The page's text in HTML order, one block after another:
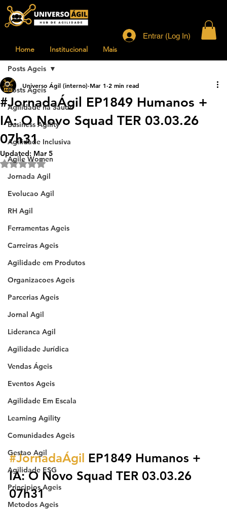
Home Institucional Mais
Entrar (Log In)
Posts Ageis
Agilidade na Saude
Business Agility
Agilidade Inclusiva
Agile Women
Jornada Agil
Evolucao Agil
RH Agil
Ferramentas Ageis
Carreiras Ageis
Agilidade em Produtos
Organizacoes Ageis
Parcerias Ageis
Jornal Agil
Lideranca Agil
Agilidade Jurídica
Vendas Ágeis
Eventos Ageis
Agilidade Em Escala
Learning Agility
Comunidades Ageis
Gestao Agil
Agilidade ESG
Principios Ageis
Metodos Ageis
Posts Ageis
#JornadaÁgil EP1849 Humanos +
IA: O Novo Squad TER 03.03.26
07h31
Universo Ágil (interno) Mar 1 2 min read
Updated: Mar 5
Rated NaN out of 5 stars.
#JornadaÁgil EP1849 Humanos +
IA: O Novo Squad TER 03.03.26
07h31